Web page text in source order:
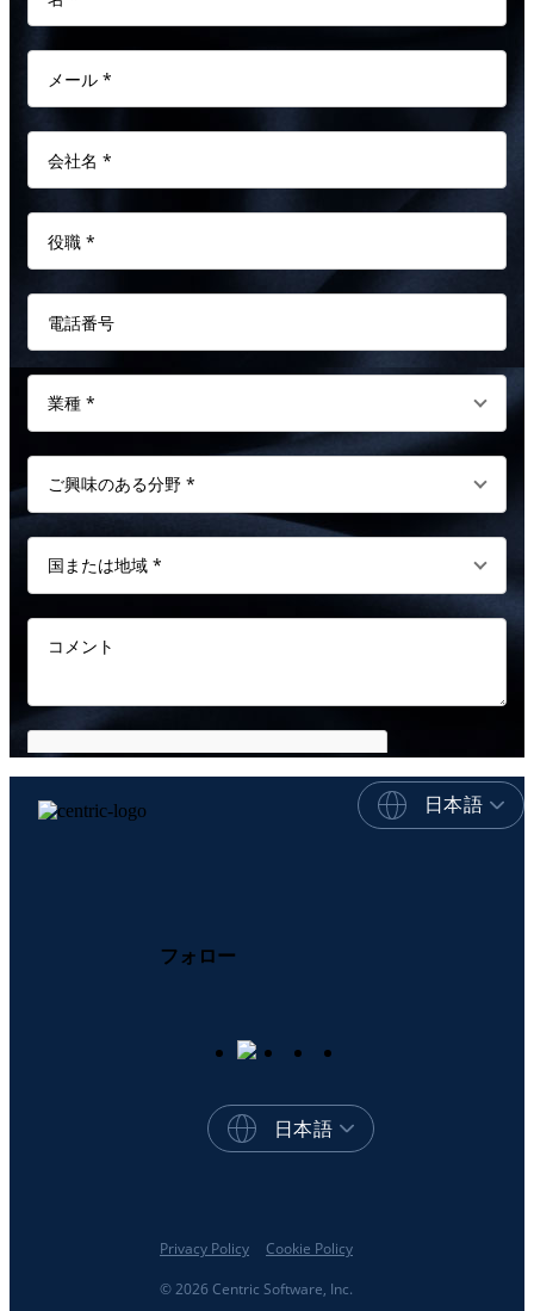
日本語
フォロー
日本語
© 2026 Centric Software, Inc.
Privacy Policy Cookie Policy